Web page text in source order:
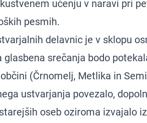
učenju v naravi pri
pesmih.
delavnic je v sklopu
glasbena srečanja bodo
(Črnomelj, Metlika in
ustvarjanja povezalo,
oseb oziroma izvajalo